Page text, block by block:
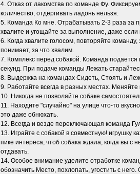
4. Отказ от лакомства по команде Фу.
количество, отдергивать ладонь нельзя.
5. Команда Ко мне. Отрабатывать 2-3 раза за
хвалите и угощайте за выполнение, даже
6. Когда хвалите голосом, повторяйте
понимает, за что хвалим.
7. Комплекс перед собакой. Команда
секунд. При подаче команды Лежать
8. Выдержка на командах Сидеть, Стоять и
9. Работайте всегда в разных местах. Меняйте
10. Никогда не позволяйте собаке
11. Находите "случайно" на улице что-то
это даже обнюхать.
12. Всегда и везде переключающая команда
13. Играйте с собакой в совместную! игрушку
пике интереса, чтоб собака ждала, когда вы с
отдавать.
14. Особое внимание уделите отработке
обозначить Место, похлопать, угостить с